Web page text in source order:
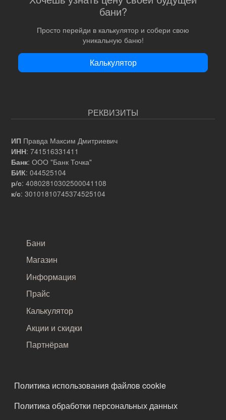
бани?
Просто перейди в калькулятор и собери свою
уникальную баню!
Калькулятор
РЕКВИЗИТЫ
ИП Правда Максим Дмитриевич
ИНН: 741516331411
Банк: ООО "Банк Точка"
БИК: 044525104
р/с: 40802810302500041108
к/с: 30101810745374525104
САМОЕ ВАЖНОЕ
Бани
Магазин
Информация
Прайс
Калькулятор
Акции и скидки
Партнёрам
ПОДВАЛ
Политика использования файлов cookie
Политика обработки персональных данных